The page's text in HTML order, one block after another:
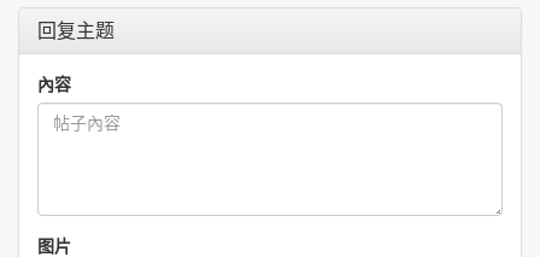
回复主题
內容
图片